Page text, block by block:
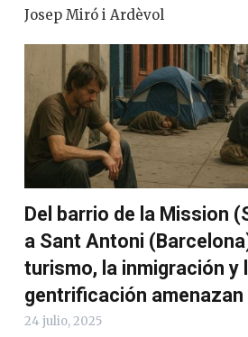
Josep Miró i Ardèvol
Del barrio de la Mission
a Sant Antoni
turismo, la inmigración y
gentrificación amenazan
24 julio, 2025